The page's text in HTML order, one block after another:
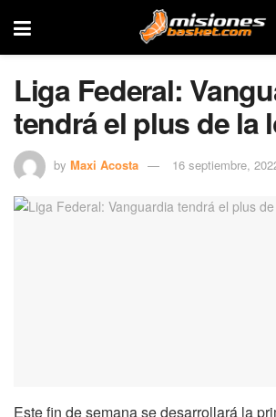
Liga Federal:
tendrá el plus de la
by Maxi Acosta 16 septiembre,
Este fin de semana se desarrollará la